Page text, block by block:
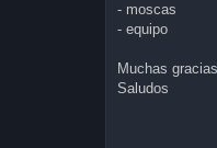
- moscas
- equipo
Muchas gracias
Saludos